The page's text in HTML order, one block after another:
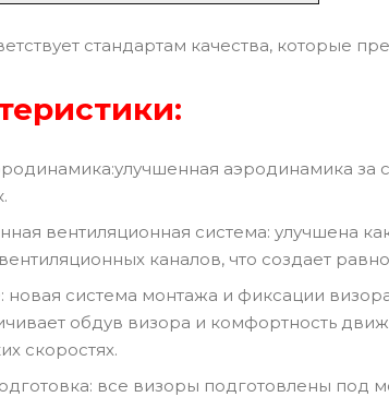
стандартам качества, которые
аэродинамика
вентиляционная система: улучшена
каналов, что создает
новая система монтажа и фиксации
обдув визора и комфортность
скоростях.
все визоры подготовлены под